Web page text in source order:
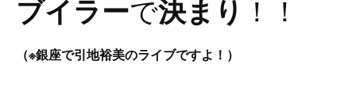
ブイラーで決まり ！！
（※銀座で引地裕美のライブですよ！）